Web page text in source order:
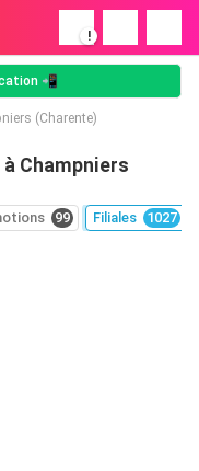
!
📲
(Charente)
Champniers
99 Filiales 1027